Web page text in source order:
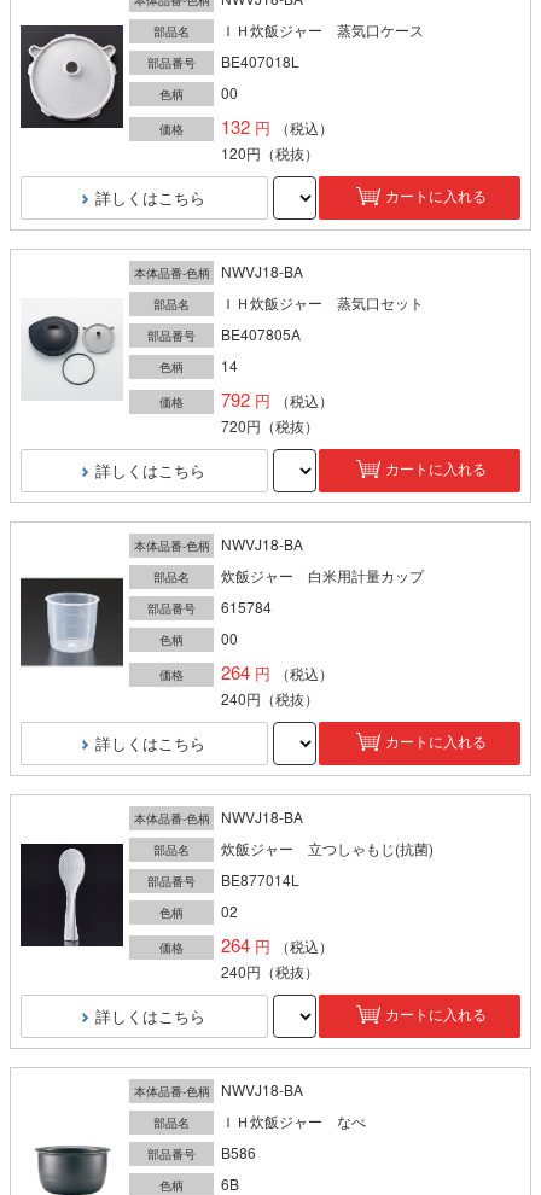
部品名 ＩＨ炊飯ジャー 蒸気口ケース
部品番号 BE407018L
色柄 00
価格 132
（税込）
120円 （税抜）
詳しくはこちら カートに入れる
本体品番-色柄 NWVJ18-BA
部品名 ＩＨ炊飯ジャー 蒸気口セット
部品番号 BE407805A
色柄 14
価格 792
（税込）
720円 （税抜）
詳しくはこちら カートに入れる
本体品番-色柄 NWVJ18-BA
部品名 炊飯ジャー 白米用計量カップ
部品番号 615784
色柄 00
価格 264
（税込）
240円 （税抜）
詳しくはこちら カートに入れる
本体品番-色柄 NWVJ18-BA
部品名 炊飯ジャー 立つしゃもじ(抗菌)
部品番号 BE877014L
色柄 02
価格 264
（税込）
240円 （税抜）
詳しくはこちら カートに入れる
本体品番-色柄 NWVJ18-BA
部品名 ＩＨ炊飯ジャー なべ
部品番号 B586
色柄 6B